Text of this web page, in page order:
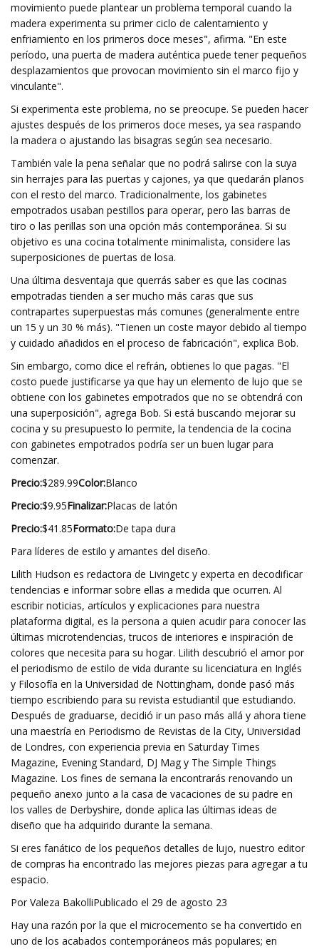
movimiento puede plantear un problema temporal cuando la
madera experimenta su primer ciclo de calentamiento y
enfriamiento en los primeros doce meses", afirma. "En este
período, una puerta de madera auténtica puede tener pequeños
desplazamientos que provocan movimiento sin el marco fijo y
vinculante".
Si experimenta este problema, no se preocupe. Se pueden hacer
ajustes después de los primeros doce meses, ya sea raspando
la madera o ajustando las bisagras según sea necesario.
También vale la pena señalar que no podrá salirse con la suya
sin herrajes para las puertas y cajones, ya que quedarán planos
con el resto del marco. Tradicionalmente, los gabinetes
empotrados usaban pestillos para operar, pero las barras de
tiro o las perillas son una opción más contemporánea. Si su
objetivo es una cocina totalmente minimalista, considere las
superposiciones de puertas de losa.
Una última desventaja que querrás saber es que las cocinas
empotradas tienden a ser mucho más caras que sus
contrapartes superpuestas más comunes (generalmente entre
un 15 y un 30 % más). "Tienen un coste mayor debido al tiempo
y cuidado añadidos en el proceso de fabricación", explica Bob.
Sin embargo, como dice el refrán, obtienes lo que pagas. "El
costo puede justificarse ya que hay un elemento de lujo que se
obtiene con los gabinetes empotrados que no se obtendrá con
una superposición", agrega Bob. Si está buscando mejorar su
cocina y su presupuesto lo permite, la tendencia de la cocina
con gabinetes empotrados podría ser un buen lugar para
comenzar.
Precio:$289.99Color:Blanco
Precio:$9.95Finalizar:Placas de latón
Precio:$41.85Formato:De tapa dura
Para líderes de estilo y amantes del diseño.
Lilith Hudson es redactora de Livingetc y experta en decodificar
tendencias e informar sobre ellas a medida que ocurren. Al
escribir noticias, artículos y explicaciones para nuestra
plataforma digital, es la persona a quien acudir para conocer las
últimas microtendencias, trucos de interiores e inspiración de
colores que necesita para su hogar. Lilith descubrió el amor por
el periodismo de estilo de vida durante su licenciatura en Inglés
y Filosofía en la Universidad de Nottingham, donde pasó más
tiempo escribiendo para su revista estudiantil que estudiando.
Después de graduarse, decidió ir un paso más allá y ahora tiene
una maestría en Periodismo de Revistas de la City, Universidad
de Londres, con experiencia previa en Saturday Times
Magazine, Evening Standard, DJ Mag y The Simple Things
Magazine. Los fines de semana la encontrarás renovando un
pequeño anexo junto a la casa de vacaciones de su padre en
los valles de Derbyshire, donde aplica las últimas ideas de
diseño que ha adquirido durante la semana.
Si eres fanático de los pequeños detalles de lujo, nuestro editor
de compras ha encontrado las mejores piezas para agregar a tu
espacio.
Por Valeza BakolliPublicado el 29 de agosto 23
Hay una razón por la que el microcemento se ha convertido en
uno de los acabados contemporáneos más populares; en